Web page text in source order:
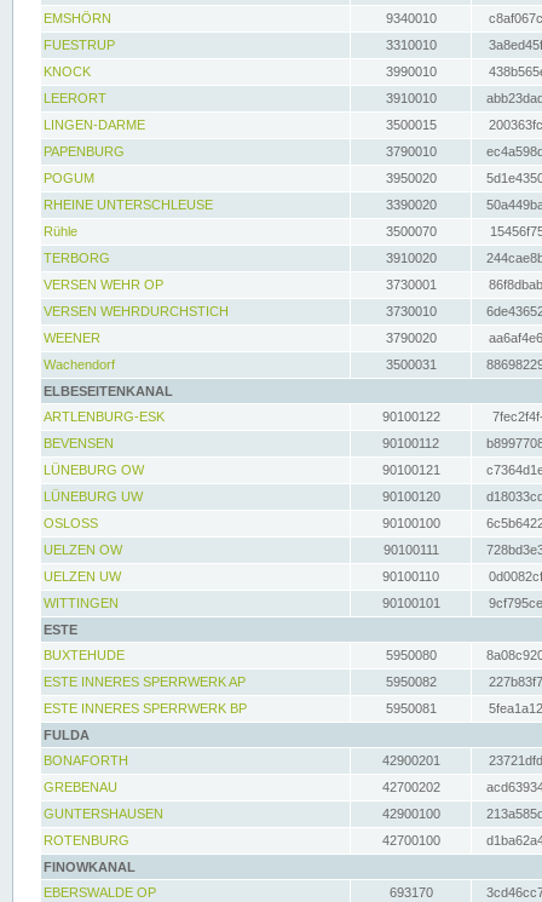
EMSHÖRN
9340010
FUESTRUP
3310010
KNOCK
3990010
LEERORT
3910010
LINGEN-DARME
3500015
PAPENBURG
3790010
POGUM
3950020
RHEINE UNTERSCHLEUSE
3390020
Rühle
3500070
TERBORG
3910020
VERSEN WEHR OP
3730001
VERSEN WEHRDURCHSTICH
3730010
WEENER
3790020
Wachendorf
3500031
ELBESEITENKANAL
ARTLENBURG-ESK
90100122
BEVENSEN
90100112
LÜNEBURG OW
90100121
LÜNEBURG UW
90100120
OSLOSS
90100100
UELZEN OW
90100111
UELZEN UW
90100110
WITTINGEN
90100101
ESTE
BUXTEHUDE
5950080
ESTE INNERES SPERRWERK AP
5950082
ESTE INNERES SPERRWERK BP
5950081
FULDA
BONAFORTH
42900201
GREBENAU
42700202
GUNTERSHAUSEN
42900100
ROTENBURG
42700100
FINOWKANAL
EBERSWALDE OP
693170